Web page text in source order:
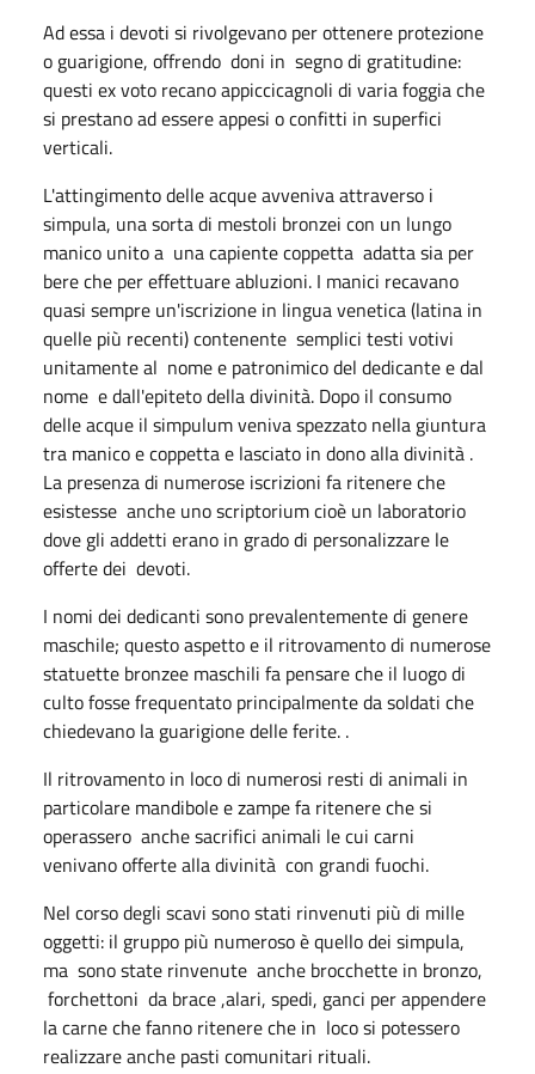
Ad essa i devoti si rivolgevano per ottenere protezione
o guarigione, offrendo doni in segno di gratitudine:
questi ex voto recano appiccicagnoli di varia foggia che
si prestano ad essere appesi o confitti in superfici
verticali.
L'attingimento delle acque avveniva attraverso i
simpula, una sorta di mestoli bronzei con un lungo
manico unito a una capiente coppetta adatta sia per
bere che per effettuare abluzioni. I manici recavano
quasi sempre un'iscrizione in lingua venetica (latina in
quelle più recenti) contenente semplici testi votivi
unitamente al nome e patronimico del dedicante e dal
nome e dall'epiteto della divinità. Dopo il consumo
delle acque il simpulum veniva spezzato nella giuntura
tra manico e coppetta e lasciato in dono alla divinità .
La presenza di numerose iscrizioni fa ritenere che
esistesse anche uno scriptorium cioè un laboratorio
dove gli addetti erano in grado di personalizzare le
offerte dei devoti.
I nomi dei dedicanti sono prevalentemente di genere
maschile; questo aspetto e il ritrovamento di numerose
statuette bronzee maschili fa pensare che il luogo di
culto fosse frequentato principalmente da soldati che
chiedevano la guarigione delle ferite. .
Il ritrovamento in loco di numerosi resti di animali in
particolare mandibole e zampe fa ritenere che si
operassero anche sacrifici animali le cui carni
venivano offerte alla divinità con grandi fuochi.
Nel corso degli scavi sono stati rinvenuti più di mille
oggetti: il gruppo più numeroso è quello dei simpula,
ma sono state rinvenute anche brocchette in bronzo,
forchettoni da brace ,alari, spedi, ganci per appendere
la carne che fanno ritenere che in loco si potessero
realizzare anche pasti comunitari rituali.